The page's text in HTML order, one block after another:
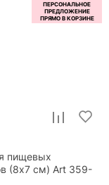
пищевых
(8х7 см) Art 359-